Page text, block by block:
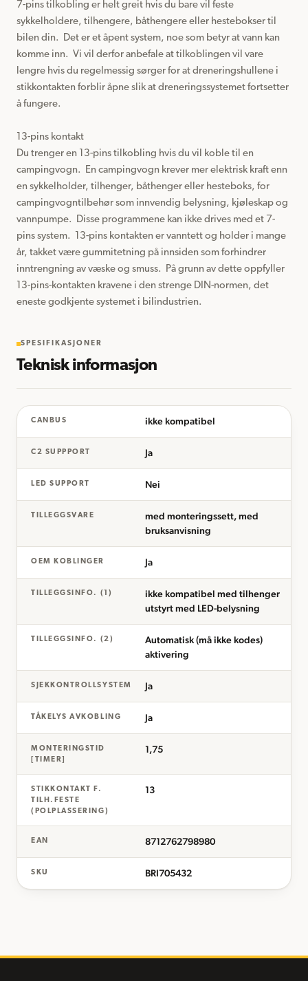
7-pins tilkobling er helt greit hvis du bare vil feste
sykkelholdere, tilhengere, båthengere eller hestebokser til
bilen din.  Det er et åpent system, noe som betyr at vann kan
komme inn.  Vi vil derfor anbefale at tilkoblingen vil vare
lengre hvis du regelmessig sørger for at dreneringshullene i
stikkontakten forblir åpne slik at dreneringssystemet fortsetter
å fungere.
13-pins kontakt
Du trenger en 13-pins tilkobling hvis du vil koble til en
campingvogn.  En campingvogn krever mer elektrisk kraft enn
en sykkelholder, tilhenger, båthenger eller hesteboks, for
campingvogntilbehør som innvendig belysning, kjøleskap og
vannpumpe.  Disse programmene kan ikke drives med et 7-
pins system.  13-pins kontakten er vanntett og holder i mange
år, takket være gummitetning på innsiden som forhindrer
inntrengning av væske og smuss.  På grunn av dette oppfyller
13-pins-kontakten kravene i den strenge DIN-normen, det
eneste godkjente systemet i bilindustrien.
SPESIFIKASJONER
Teknisk informasjon
CANBUS ikke kompatibel
C2 SUPPPORT Ja
LED SUPPORT Nei
TILLEGGSVARE
med monteringssett, med
bruksanvisning
OEM KOBLINGER Ja
TILLEGGSINFO. (1)
ikke kompatibel med tilhenger
utstyrt med LED-belysning
TILLEGGSINFO. (2)
Automatisk (må ikke kodes)
aktivering
SJEKKONTROLLSYSTEM Ja
TÅKELYS AVKOBLING Ja
MONTERINGSTID
[TIMER]
1,75
STIKKONTAKT F.
TILH.FESTE
(POLPLASSERING)
13
EAN 8712762798980
SKU BRI705432